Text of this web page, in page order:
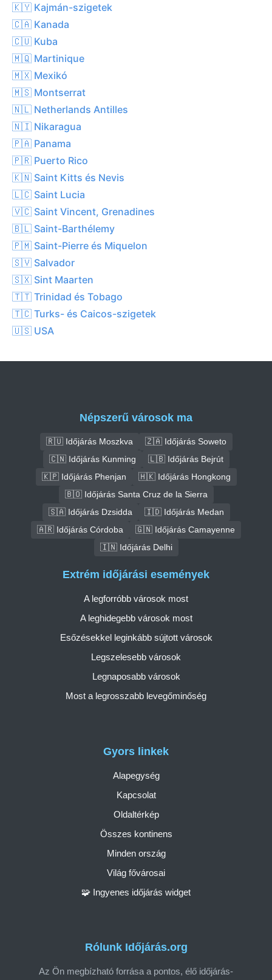
🇰🇾 Kajmán-szigetek
🇨🇦 Kanada
🇨🇺 Kuba
🇲🇶 Martinique
🇲🇽 Mexikó
🇲🇸 Montserrat
🇳🇱 Netherlands Antilles
🇳🇮 Nikaragua
🇵🇦 Panama
🇵🇷 Puerto Rico
🇰🇳 Saint Kitts és Nevis
🇱🇨 Saint Lucia
🇻🇨 Saint Vincent, Grenadines
🇧🇱 Saint-Barthélemy
🇵🇲 Saint-Pierre és Miquelon
🇸🇻 Salvador
🇸🇽 Sint Maarten
🇹🇹 Trinidad és Tobago
🇹🇨 Turks- és Caicos-szigetek
🇺🇸 USA
Népszerű városok ma
🇷🇺 Időjárás Moszkva
🇿🇦 Időjárás Soweto
🇨🇳 Időjárás Kunming
🇱🇧 Időjárás Bejrút
🇰🇵 Időjárás Phenjan
🇭🇰 Időjárás Hongkong
🇧🇴 Időjárás Santa Cruz de la Sierra
🇸🇦 Időjárás Dzsidda
🇮🇩 Időjárás Medan
🇦🇷 Időjárás Córdoba
🇬🇳 Időjárás Camayenne
🇮🇳 Időjárás Delhi
Rólunk Időjárás.org
Az Ön megbízható forrása a pontos, élő időjárás-
Gyors linkek
Alapegység
Kapcsolat
Oldaltérkép
Összes kontinens
Minden ország
Világ fővárosai
🧩 Ingyenes időjárás widget
Extrém időjárási események
A legforróbb városok most
A leghidegebb városok most
Esőzésekkel leginkább sújtott városok
Legszelesebb városok
Legnaposabb városok
Most a legrosszabb levegőminőség